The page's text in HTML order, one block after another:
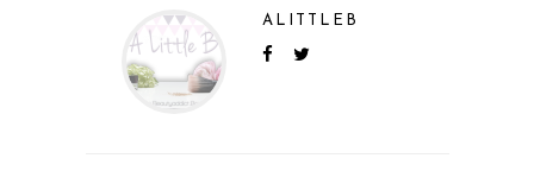
ALITTLEB